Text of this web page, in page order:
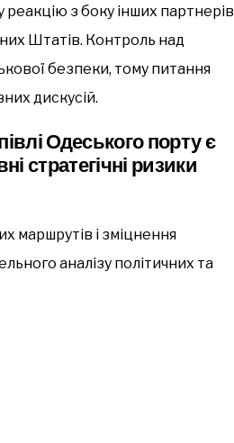
з боку інших партнерів
Штатів. Контроль над
безпеки, тому питання
дискусій.
Одеського порту є
стратегічні ризики
маршрутів і зміцнення
аналізу політичних та